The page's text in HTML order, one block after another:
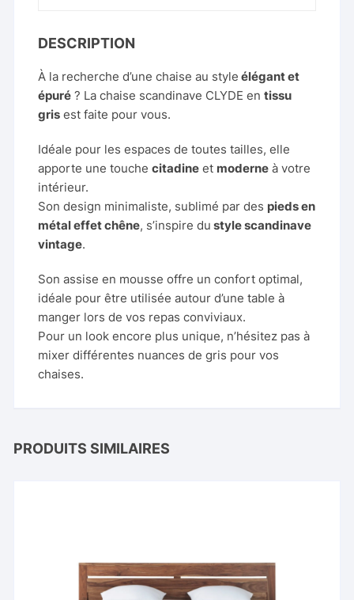
DESCRIPTION
À la recherche d’une chaise au style élégant et
épuré ? La chaise scandinave CLYDE entissu
gris est faite pour vous.
Idéale pour les espaces de toutes tailles, elle
apporte une touchecitadine et moderne à votre
intérieur.
Son design minimaliste, sublimé par des pieds en
métal effet chêne, s’inspire du style scandinave
vintage.
Son assise en mousse offre un confort optimal,
idéale pour être utilisée autour d’une table à
manger lors de vos repas conviviaux.
Pour un look encore plus unique, n’hésitez pas à
mixer différentes nuances de gris pour vos
chaises.
PRODUITS SIMILAIRES